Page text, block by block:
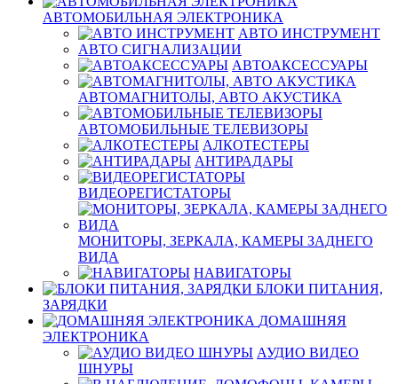
АВТОМОБИЛЬНАЯ ЭЛЕКТРОНИКА
АВТО ИНСТРУМЕНТ
АВТО СИГНАЛИЗАЦИИ
АВТОАКСЕССУАРЫ
АВТОМАГНИТОЛЫ, АВТО АКУСТИКА
АВТОМОБИЛЬНЫЕ ТЕЛЕВИЗОРЫ
АЛКОТЕСТЕРЫ
АНТИРАДАРЫ
ВИДЕОРЕГИСТАТОРЫ
МОНИТОРЫ, ЗЕРКАЛА, КАМЕРЫ ЗАДНЕГО
ВИДА
НАВИГАТОРЫ
БЛОКИ ПИТАНИЯ,
ЗАРЯДКИ
ДОМАШНЯЯ
ЭЛЕКТРОНИКА
АУДИО ВИДЕО
ШНУРЫ